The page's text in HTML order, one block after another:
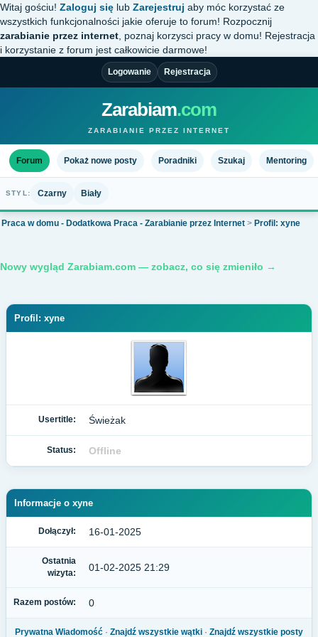
Witaj gościu! Zaloguj się lub Zarejestruj aby móc korzystać ze
wszystkich funkcjonalności jakie oferuje to forum! Rozpocznij
zarabianie przez internet , poznaj korzysci pracy w domu! Rejestracja
i korzystanie z forum jest całkowicie darmowe!
Logowanie Rejestracja
Zarabiam.com
ZARABIANIE PRZEZ INTERNET
Forum Pokaż nowe posty Poradniki Szukaj Mentoring
STYL: Czarny Biały
Praca w domu - Dodatkowa Praca - Zarabianie przez Internet > Profil: xyne
Nowy wygląd Zarabiam.com — zobacz, co się zmieniło →
Profil: xyne
Usertitle: Świeżak
Status: Offline
Informacje o xyne
Dołączył: 16-01-2025
Ostatnia
wizyta:
01-02-2025 21:29
Razem postów: 0
Prywatna Wiadomość · Znajdź wszystkie wątki · Znajdź wszystkie posty